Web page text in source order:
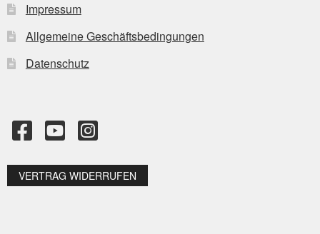
Impressum
Allgemeine Geschäftsbedingungen
Datenschutz
VERTRAG WIDERRUFEN